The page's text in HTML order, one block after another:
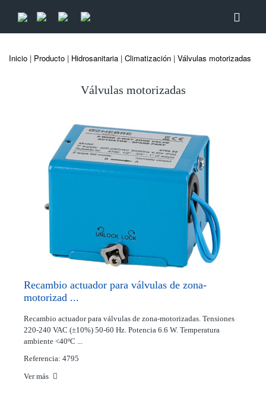
Inicio | Producto | Hidrosanitaria | Climatización | Válvulas motorizadas
Válvulas motorizadas
Recambio actuador para válvulas de zona-
motorizad ...
Recambio actuador para válvulas de zona-motorizadas. Tensiones
220-240 VAC (±10%) 50-60 Hz. Potencia 6.6 W. Temperatura
ambiente <40ºC ...
Referencia: 4795
Ver más